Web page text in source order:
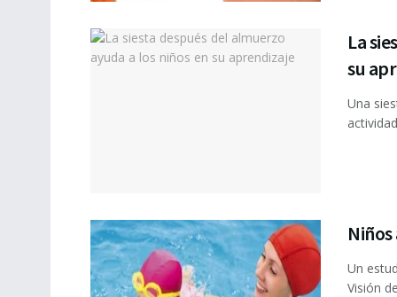
La
su
Una
Un
Visión